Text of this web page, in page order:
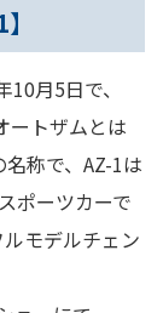
月5日で、
ートザムとは
称で、AZ-1は
ポーツカーで
モデルチェン